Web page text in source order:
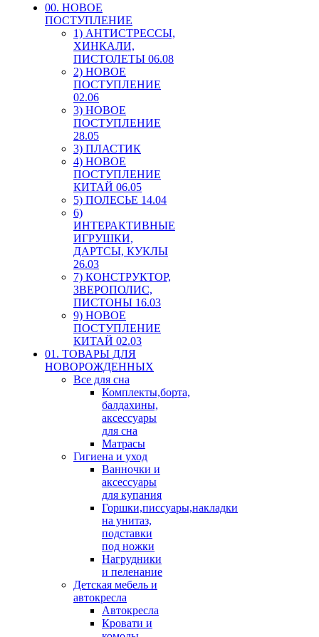
00. HОВОЕ
ПОСТУПЛЕНИЕ
1) АНТИСТРЕССЫ,
ХИНКАЛИ,
ПИСТОЛЕТЫ 06.08
2) НОВОЕ
ПОСТУПЛЕНИЕ
02.06
3) НОВОЕ
ПОСТУПЛЕНИЕ
28.05
3) ПЛАСТИК
4) НОВОЕ
ПОСТУПЛЕНИЕ
КИТАЙ 06.05
5) ПОЛЕСЬЕ 14.04
6)
ИНТЕРАКТИВНЫЕ
ИГРУШКИ,
ДАРТСЫ, КУКЛЫ
26.03
7) КОНСТРУКТОР,
ЗВЕРОПОЛИС,
ПИСТОНЫ 16.03
9) НОВОЕ
ПОСТУПЛЕНИЕ
КИТАЙ 02.03
01. ТОВАРЫ ДЛЯ
НОВОРОЖДЕННЫХ
Все для сна
Комплекты,борта,
балдахины,
аксессуары
для сна
Матрасы
Гигиена и уход
Ванночки и
аксессуары
для купания
Горшки,писсуары,накладки
на унитаз,
подставки
под ножки
Нагрудники
и пеленание
Детская мебель и
автокресла
Автокресла
Кровати и